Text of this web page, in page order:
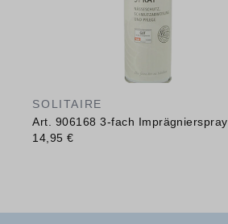
SOLITAIRE
Art. 906168 3-fach Imprägnierspray
14,95 €